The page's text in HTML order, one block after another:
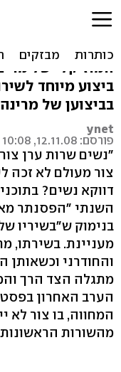
צור משלהן
לקראת המופע
המוזיקלי של
ביצוע מיוחד
בביצוען של
ynet
פורסם: 12.11.08, 10:08
"נשים שרות ערן
צור מעולם לא זכה
דווקא נשים?
השנתי "הפסנתר
בנימוק ש"בשיריו
מעניינת. בשירתו,
והחודרני וכשאותן
הערב האחרון
המחווה, בו צור לא
מהשורות